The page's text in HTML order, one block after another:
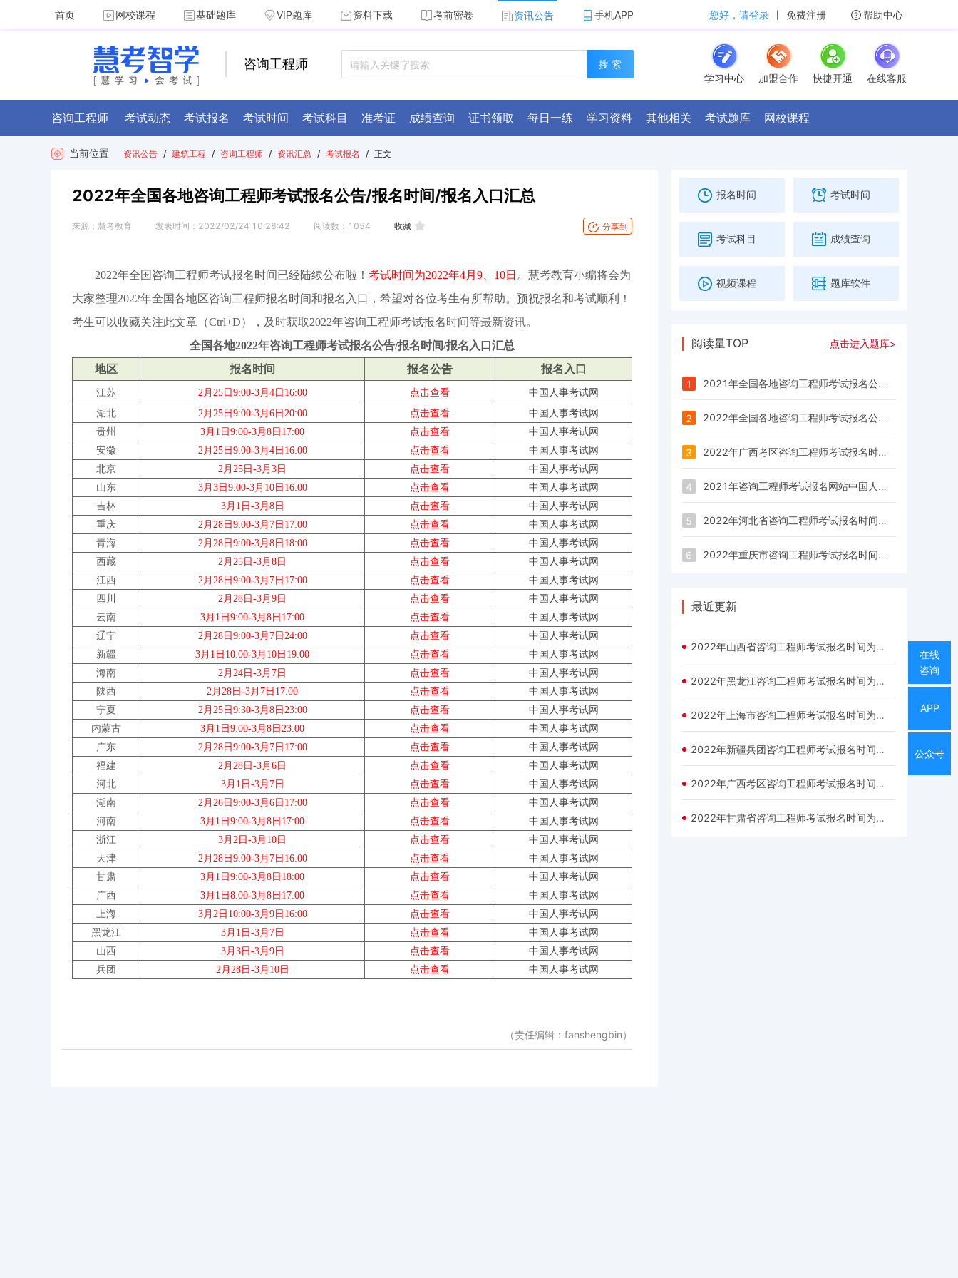
首页 网校课程 基础题库 VIP题库 资料下载 考前密卷 资讯公告 手机APP 您好，请登录 丨 免费注册 帮助中心
在线
咨询
APP
公众号
咨询工程师
搜 索
学习中心
加盟合作 快捷开通 在线客服
咨询工程师 考试动态 考试报名 考试时间 考试科目 准考证 成绩查询 证书领取 每日一练 学习资料 其他相关 考试题库 网校课程
当前位置 资讯公告 / 建筑工程 / 咨询工程师 / 资讯汇总 / 考试报名 / 正文
2022年全国各地咨询工程师考试报名公告/报名时间/报名入口汇总
来源： 慧考教育 发表时间： 2022/02/24 10:28:42 阅读数： 1054 收藏 分享到
2022年全国咨询工程师考试报名时间已经陆续公布啦 ！ 考试时间为2022年4月9、10日 。慧考教育小编将会为
大家整理2022年全国各地区咨询工程师报名时间和报名入口，希望对各位考生有所帮助。预祝报名和考试顺利！
考生可以收藏关注此文章（Ctrl+D），及时获取2022年咨询工程师考试报名时间等最新资讯。
全国各地2022年咨询工程师考试报名公告/报名时间/报名入口汇总
地区
报名时间 报名公告
报名入口
江苏
2月25日9:00-3月4日16:00 点击查看 中国人事考试网
湖北 2月25日9:00-3月6日20:00 点击查看 中国人事考试网
贵州 3月1日9:00-3月8日17:00 点击查看 中国人事考试网
安徽 2月25日9:00-3月4日16:00 点击查看 中国人事考试网
北京 2月25日-3月3日 点击查看 中国人事考试网
山东 3月3日9:00-3月10日16:00 点击查看 中国人事考试网
吉林 3月1日-3月8日 点击查看 中国人事考试网
重庆 2月28日9:00-3月7日17:00 点击查看 中国人事考试网
青海 2月28日9:00-3月8日18:00 点击查看 中国人事考试网
西藏 2月25日-3月8日 点击查看 中国人事考试网
江西 2月28日9:00-3月7日17:00 点击查看 中国人事考试网
四川 2月28日-3月9 日 点击查看 中国人事考试网
云南 3月1日9:00-3月8日17:00 点击查看 中国人事考试网
辽宁 2月28日9:00-3月7日24:00 点击查看 中国人事考试网
新疆 3月1日10:00-3月10日19:00 点击查看 中国人事考试网
海南 2月24日-3月7日 点击查看 中国人事考试网
陕西 2月28日-3月7日17:00 点击查看 中国人事考试网
宁夏 2月25日9:30-3月8日23:00 点击查看 中国人事考试网
内蒙古 3月1日9:00-3月8日23:00 点击查看 中国人事考试网
广东 2月28日9:00-3月7日 17:00 点击查看 中国人事考试网
福建 2月28日-3月6日 点击查看 中国人事考试网
河北 3月1日-3月7日 点击查看 中国人事考试网
湖南 2月26日 9:00-3月6日 17:00 点击查看 中国人事考试网
河南 3月1日 9:00-3月8日 17:00 点击查看 中国人事考试网
浙江 3月2日-3月10日 点击查看 中国人事考试网
天津 2月28日9:00-3月7日16:00 点击查看 中国人事考试网
甘肃 3月1日9:00-3月8日18:00 点击查看 中国人事考试网
广西 3月1日8:00-3月8日17:00 点击查看 中国人事考试网
上海 3月2日10:00-3月9日16:00 点击查看 中国人事考试网
黑龙江 3月1日-3月7日 点击查看 中国人事考试网
山西 3月3日-3月9日 点击查看 中国人事考试网
兵团 2月28日-3月10日 点击查看 中国人事考试网
（责任编辑：fanshengbin）
报名时间 考试时间
考试科目 成绩查询
视频课程 题库软件
阅读量TOP 点击进入题库>
1 2021年全国各地咨询工程师考试报名公告/报名时间/报名入口汇总
2 2022年全国各地咨询工程师考试报名公告/报名时间/报名入口汇总
3 2022年广西考区咨询工程师考试报名时间为：3月1日—3月8日
4 2021年咨询工程师考试报名网站中国人事考试网：www.cpta.com.cn
5 2022年河北省咨询工程师考试报名时间为：3月1日—3月7日
6 2022年重庆市咨询工程师考试报名时间为：2月28日—3月7日
最近更新
2022年山西省咨询工程师考试报名时间为：3月3日—3月9日
2022年黑龙江咨询工程师考试报名时间为：3月1日—3月7日
2022年上海市咨询工程师考试报名时间为：3月2日—3月9日
2022年新疆兵团咨询工程师考试报名时间为：2月28日—3月10日
2022年广西考区咨询工程师考试报名时间为：3月1日—3月8日
2022年甘肃省咨询工程师考试报名时间为：3月1日—3月8日